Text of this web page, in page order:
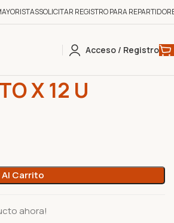
SOLICITAR REGISTRO PARA
Acceso / Registro
X 12 U
Carrito
ahora!